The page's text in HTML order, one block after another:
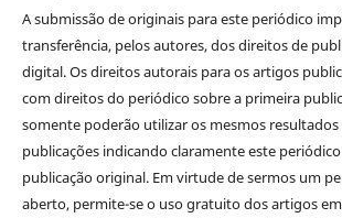
A submissão de originais para este periódico
transferência, pelos autores, dos direitos de
digital. Os direitos autorais para os artigos
com direitos do periódico sobre a primeira
somente poderão utilizar os mesmos
publicações indicando claramente este
publicação original. Em virtude de sermos um
aberto, permite-se o uso gratuito dos artigos